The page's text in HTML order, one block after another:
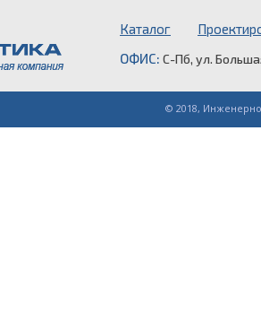
Каталог
ОФИС: С-Пб, ул.
© 2018,